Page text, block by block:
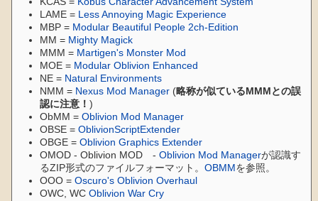
LAME = Less Annoying Magic Experience
MBP = Modular Beautiful People 2ch-Edition
MM = Mighty Magick
MMM = Martigen's Monster Mod
MOE = Modular Oblivion Enhanced
NE = Natural Environments
NMM = Nexus Mod Manager (略称が似ているMMMとの誤
認に注意！)
ObMM =Oblivion Mod Manager
OBSE =OblivionScriptExtender
OBGE =Oblivion Graphics Extender
OMOD - Oblivion MOD -Oblivion Mod Managerが認識す
るZIP形式のファイルフォーマット。OBMMを参照。
OOO =Oscuro's Oblivion Overhaul
OWC, WCOblivion War Cry